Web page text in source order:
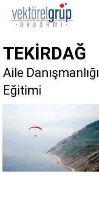
TEKIRDAĞ
Aile Danışmanlığı
Eğitimi